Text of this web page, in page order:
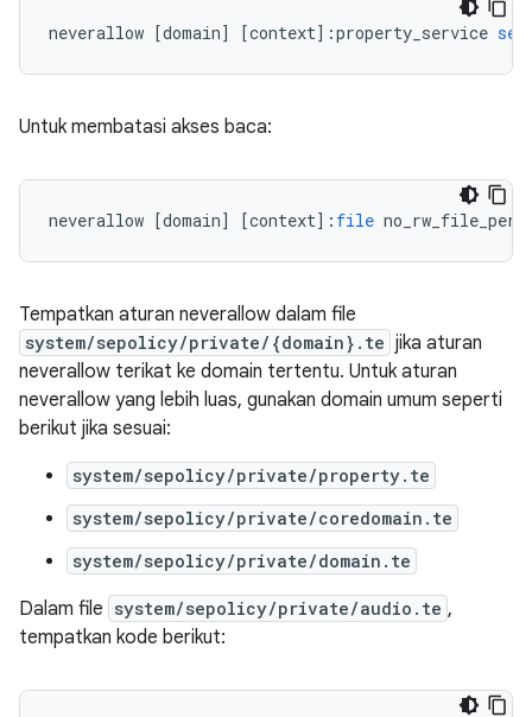
neverallow [domain] [context] :property_service set
Untuk membatasi akses baca:
neverallow [domain] [context] : file
Tempatkan aturan neverallow dalam file
system/sepolicy/private/{domain}.te jika aturan
neverallow terikat ke domain tertentu. Untuk aturan
neverallow yang lebih luas, gunakan domain umum seperti
berikut jika sesuai:
system/sepolicy/private/property.te
system/sepolicy/private/coredomain.te
system/sepolicy/private/domain.te
Dalam file system/sepolicy/private/audio.te ,
tempatkan kode berikut: